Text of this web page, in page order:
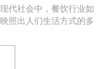
代社会中，餐饮行业如
照出人们生活方式的多